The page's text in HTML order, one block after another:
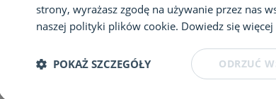
strony, wyrażasz zgodę na używanie przez nas
naszej polityki plików cookie. Dowiedz się więcej
ODRZUĆ
POKAŻ SZCZEGÓŁY